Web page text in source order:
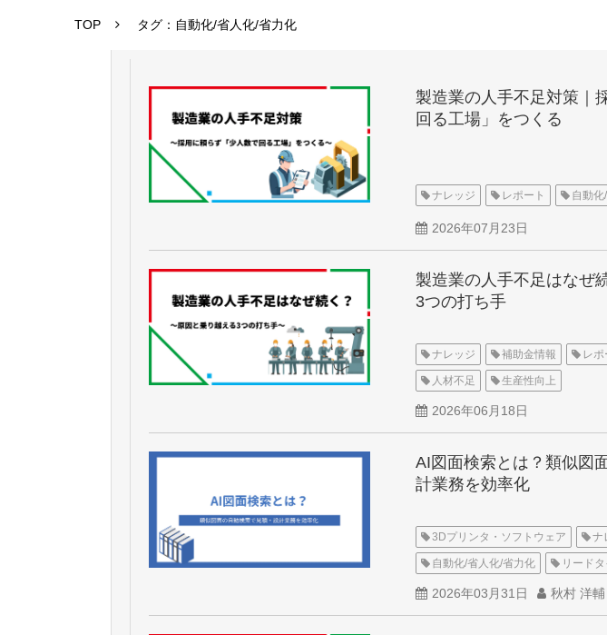
TOP タグ：自動化/省人化/省力化
製造業の人手不足対策｜
回る工場」をつくる
ナレッジ レポート 自動
2026年07月23日
製造業の人手不足はなぜ
3つの打ち手
ナレッジ 補助金情報 レポ
人材不足 生産性向上
2026年06月18日
AI図面検索とは？類似図
計業務を効率化
3Dプリンタ・ソフトウェア ナ
自動化/省人化/省力化 リード
ソフトウェア スマートファク
CAD/CAM
2026年03月31日 秋村 洋輔